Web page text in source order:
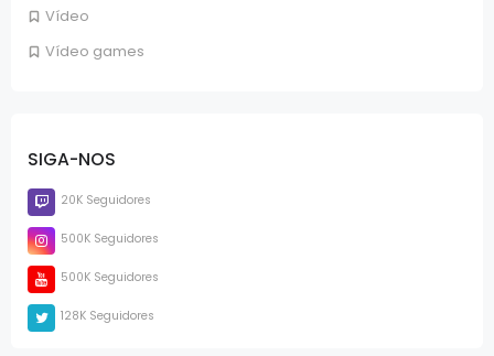
Vídeo
Vídeo games
SIGA-NOS
20K Seguidores
500K Seguidores
500K Seguidores
128K Seguidores